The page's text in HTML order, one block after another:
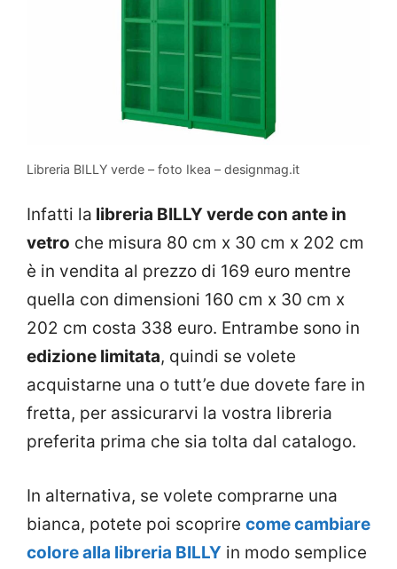
Libreria BILLY verde – foto Ikea – designmag.it
Infatti la libreria BILLY verde con ante in
vetro che misura 80 cm x 30 cm x 202 cm
è in vendita al prezzo di 169 euro mentre
quella con dimensioni 160 cm x 30 cm x
202 cm costa 338 euro. Entrambe sono in
edizione limitata, quindi se volete
acquistarne una o tutt’e due dovete fare in
fretta, per assicurarvi la vostra libreria
preferita prima che sia tolta dal catalogo.
In alternativa, se volete comprarne una
bianca, potete poi scoprire come cambiare
colore alla libreria BILLY in modo semplice